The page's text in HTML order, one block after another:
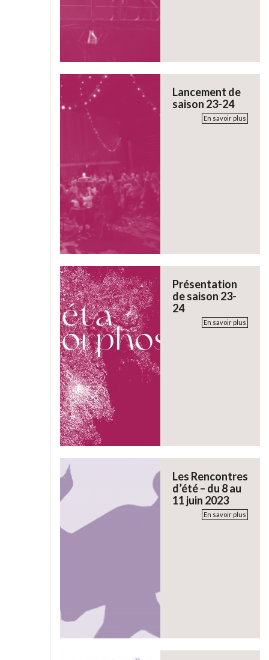
Lancement de
saison 23-24
En savoir plus
Présentation
de saison 23-
24
En savoir plus
Les Rencontres
d’été – du 8 au
11 juin 2023
En savoir plus